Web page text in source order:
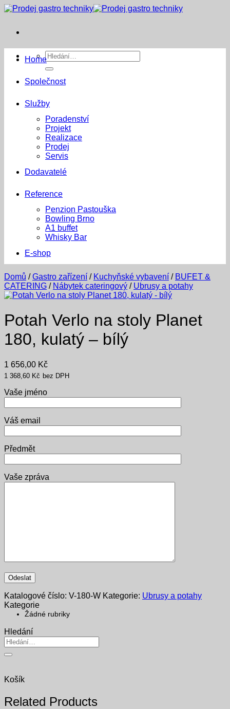
Přeskočit
Hledat:
Home
Společnost
Služby
Poradenství
Projekt
Realizace
Prodej
Servis
Dodavatelé
Reference
Penzion Pastouška
Bowling Brno
A1 buffet
Whisky Bar
E-shop
Domů / Gastro zařízení / Kuchyňské vybavení / BUFET &
CATERING / Nábytek cateringový / Ubrusy a potahy
Potah Verlo na stoly Planet
180, kulatý – bílý
1 656,00 Kč
1 368,60 Kč bez DPH
Vaše jméno
Váš email
Předmět
Vaše zpráva
Katalogové číslo: V-180-W Kategorie: Ubrusy a potahy
Kategorie
Žádné rubriky
Hledání
Hledat:
Košík
Related Products